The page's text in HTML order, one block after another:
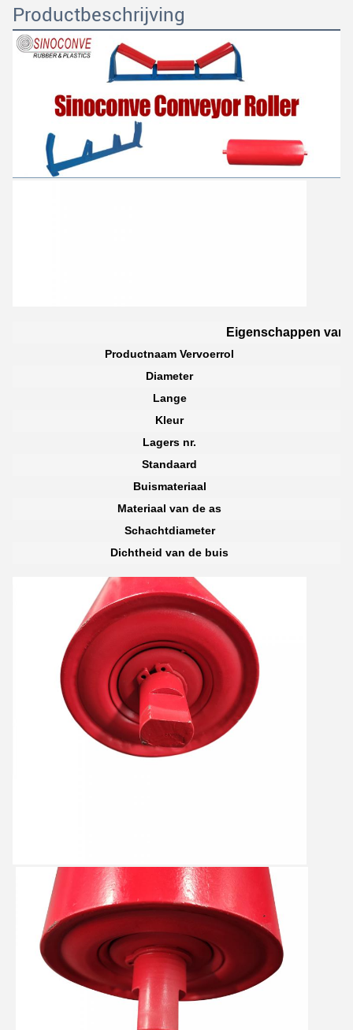
Productbeschrijving
Eigenschappen van
Productnaam Vervoerrol
Diameter
Lange
Kleur
Lagers nr.
Standaard
Buismateriaal
Materiaal van de as
Schachtdiameter
Dichtheid van de buis